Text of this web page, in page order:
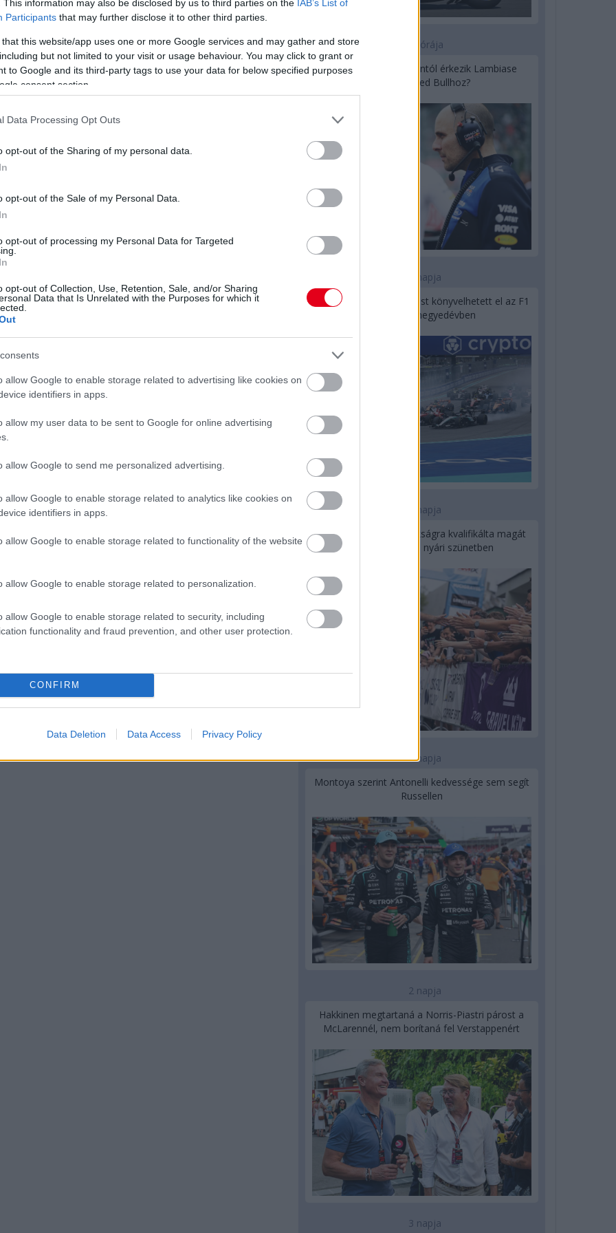
This information may also be disclosed by us to third parties on the IAB’s List of
Participants that may further disclose it to other third parties.
that this website/app uses one or more Google services and may gather and store
but not limited to your visit or usage behaviour. You may click to grant or
to Google and its third-party tags to use your data for below specified purposes
consent section.
Data Processing Opt Outs
opt-out of the Sharing of my personal data.
opt-out of the Sale of my Personal Data.
opt-out of processing my Personal Data for Targeted
opt-out of Collection, Use, Retention, Sale, and/or Sharing
Data that Is Unrelated with the Purposes for which it
allow Google to enable storage related to advertising like cookies on
identifiers in apps.
allow my user data to be sent to Google for online advertising
allow Google to send me personalized advertising.
allow Google to enable storage related to analytics like cookies on
identifiers in apps.
allow Google to enable storage related to functionality of the website
allow Google to enable storage related to personalization.
allow Google to enable storage related to security, including
functionality and fraud prevention, and other user protection.
CONFIRM
Data Deletion Data Access Privacy Policy
visszatért a pattogás, és Toto Wolff
miatt.
az alábbi gombokkal:
Wolff: A Ferrari Domenicali: Az F1
Super Bowl
„Minden álomhoz
érzelmes posztban
búcsúzik a
Norris
„Még nem hoztuk
ki a maximumot”
21 órája
Sajtó: Az Aston Martintól érkezik Lambiase
utódja a Red Bullhoz?
1 napja
Óriási bevétel-visszaesést könyvelhetett el az F1
a második negyedévben
1 napja
Kerékpáros világbajnokságra kvalifikálta magát
Bottas az F1-es nyári szünetben
2 napja
Montoya szerint Antonelli kedvessége sem segít
Russellen
2 napja
Hakkinen megtartaná a Norris-Piastri párost a
McLarennél, nem borítaná fel Verstappenért
3 napja